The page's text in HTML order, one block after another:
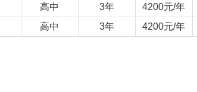
高中 3年
4200元/年
高中 3年
4200元/年